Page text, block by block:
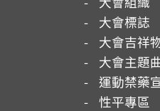
大會標誌
大會吉祥
大會主題
運動禁藥
性平專區